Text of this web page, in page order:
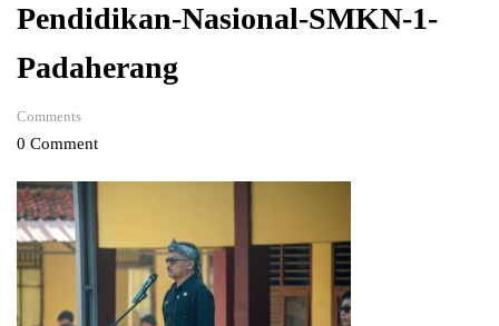
Pendidikan-Nasional-SMKN-1-
Padaherang
Comments
0 Comment